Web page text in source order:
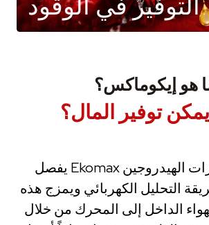
هو إيكوماكس؟
توفير المال؟
يفصل Ekomax الماء إلى غازات الهيدروجين
التحليل الكهربائي ويمزج هذه
الداخل إلى المحرك من خلال